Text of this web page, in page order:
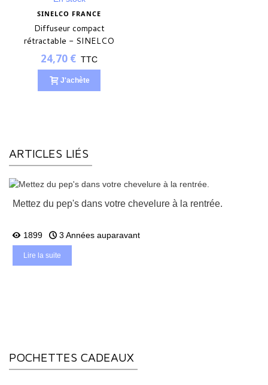
SINELCO FRANCE
Diffuseur compact
rétractable - SINELCO
FRANCE
24,70 € TTC
J'achète
ARTICLES LIÉS
Mettez du pep's dans votre chevelure à la rentrée.
1899 3 Années auparavant
Lire la suite
POCHETTES CADEAUX